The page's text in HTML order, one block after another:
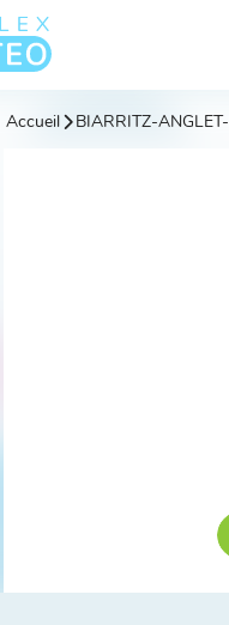
Accueil BIARRITZ-